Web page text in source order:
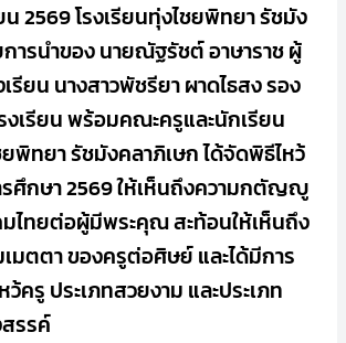
น 2569 โรงเรียนทุ่งไชยพิทยา รัชมัง
ารนำของ นายณัฐรัชต์ อาษาราช ผู้
รียน นางสาวพัชรียา ผาดไธสง รอง
งเรียน พร้อมคณะครูและนักเรียน
ยพิทยา รัชมังคลาภิเษก ได้จัดพิธีไหว้
รศึกษา 2569 ให้เห็นถึงความกตัญญู
ไทยต่อผู้มีพระคุณ สะท้อนให้เห็นถึง
มตตา ของครูต่อศิษย์ และได้มีการ
ครู ประเภทสวยงาม และประเภท
รรค์